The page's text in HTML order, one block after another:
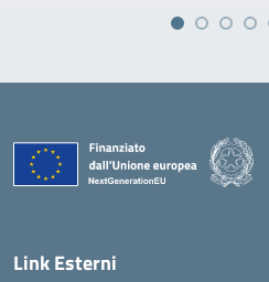
Link Esterni